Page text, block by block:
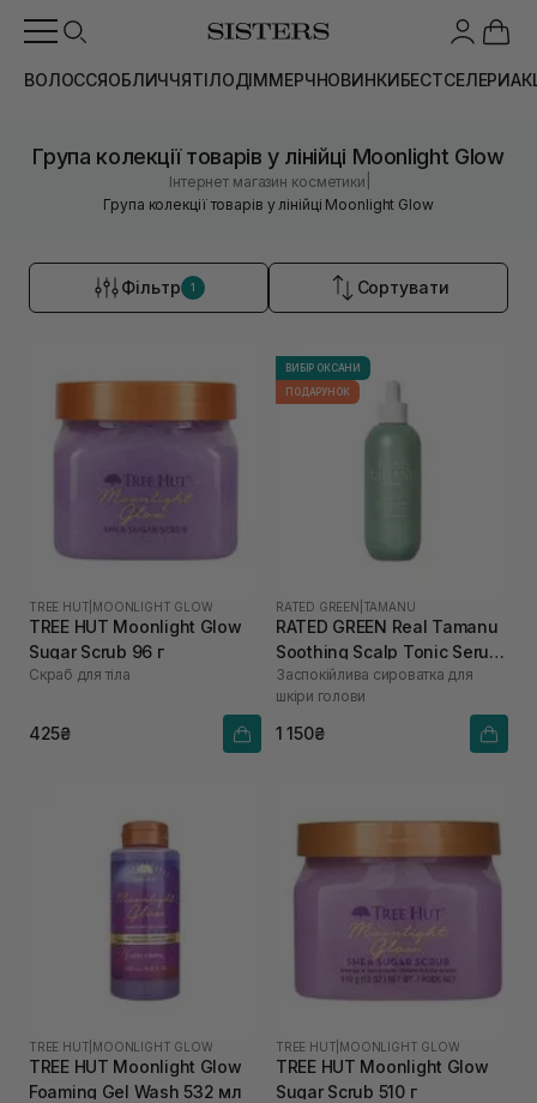
ВОЛОССЯОБЛИЧЧЯТІЛОДІММЕРЧНОВИНКИБЕСТСЕЛЕРИ
Група колекції товарів у лінійці Moonlight Glow
Інтернет магазин косметики
Група колекції товарів у лінійці Moonlight Glow
Фільтр 1 Сортувати
TREE HUT MOONLIGHT GLOW
TREE HUT Moonlight Glow
Sugar Scrub 96 г
Скраб для тіла
425₴
ВИБІР ОКСАНИ
ПОДАРУНОК
RATED GREEN TAMANU
RATED GREEN Real Tamanu
Soothing Scalp Tonic Serum
100 мл
Заспокійлива сироватка для
шкіри голови
1 150₴
TREE HUT MOONLIGHT GLOW
TREE HUT Moonlight Glow
Foaming Gel Wash 532 мл
TREE HUT MOONLIGHT GLOW
TREE HUT Moonlight Glow
Sugar Scrub 510 г